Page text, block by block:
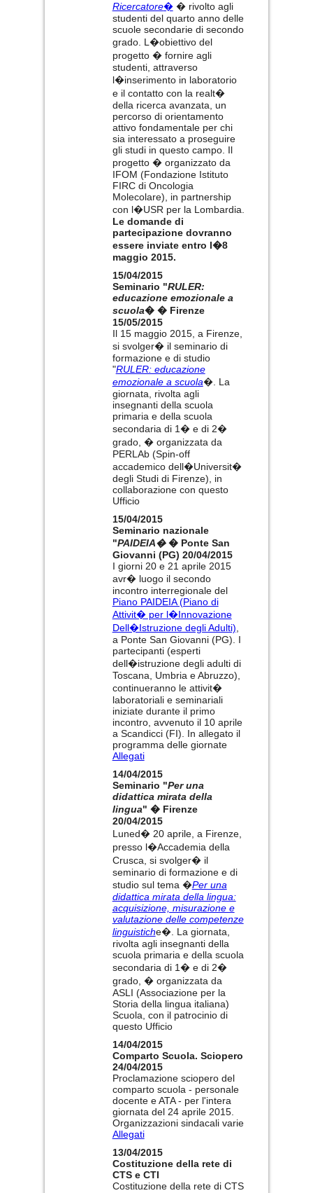
Ricercatore�� rivolto agli
studenti del quarto anno delle
scuole secondarie di secondo
grado. L�obiettivo del
progetto � fornire agli
studenti, attraverso
l�inserimento in laboratorio
e il contatto con la realt�
della ricerca avanzata, un
percorso di orientamento
attivo fondamentale per chi
sia interessato a proseguire
gli studi in questo campo. Il
progetto � organizzato da
IFOM (Fondazione Istituto
FIRC di Oncologia
Molecolare), in partnership
con l�USR per la Lombardia.
Le domande di
partecipazione dovranno
essere inviate entro l�8
maggio 2015.
15/04/2015
Seminario "RULER:
educazione emozionale a
scuola� � Firenze
15/05/2015
Il 15 maggio 2015, a Firenze,
si svolger� il seminario di
formazione e di studio
"RULER: educazione
emozionale a scuola�. La
giornata, rivolta agli
insegnanti della scuola
primaria e della scuola
secondaria di 1� e di 2�
grado, � organizzata da
PERLAb (Spin-off
accademico dell�Universit�
degli Studi di Firenze), in
collaborazione con questo
Ufficio
15/04/2015
Seminario nazionale
"PAIDEIA�� Ponte San
Giovanni (PG) 20/04/2015
I giorni 20 e 21 aprile 2015
avr� luogo il secondo
incontro interregionale del
Piano PAIDEIA (Piano di
Attivit� per l�Innovazione
Dell�Istruzione degli Adulti),
a Ponte San Giovanni (PG). I
partecipanti (esperti
dell�istruzione degli adulti di
Toscana, Umbria e Abruzzo),
continueranno le attivit�
laboratoriali e seminariali
iniziate durante il primo
incontro, avvenuto il 10 aprile
a Scandicci (FI). In allegato il
programma delle giornate
Allegati
14/04/2015
Seminario "Per una
didattica mirata della
lingua" � Firenze
20/04/2015
Luned� 20 aprile, a Firenze,
presso l�Accademia della
Crusca, si svolger� il
seminario di formazione e di
studio sul tema �Per una
didattica mirata della lingua:
acquisizione, misurazione e
valutazione delle competenze
linguistiche�. La giornata,
rivolta agli insegnanti della
scuola primaria e della scuola
secondaria di 1� e di 2�
grado, � organizzata da
ASLI (Associazione per la
Storia della lingua italiana)
Scuola, con il patrocinio di
questo Ufficio
14/04/2015
Comparto Scuola. Sciopero
24/04/2015
Proclamazione sciopero del
comparto scuola - personale
docente e ATA - per l'intera
giornata del 24 aprile 2015.
Organizzazioni sindacali varie
Allegati
13/04/2015
Costituzione della rete di
CTS e CTI
Costituzione della rete di CTS